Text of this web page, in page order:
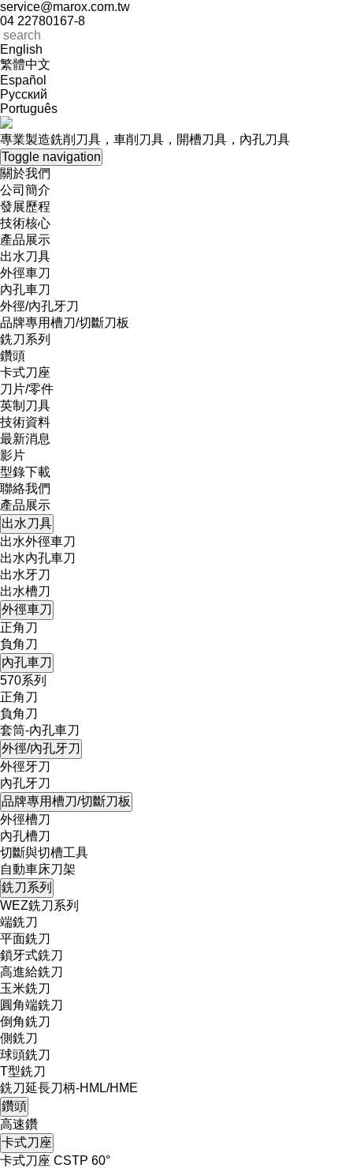
service@marox.com.tw
04 22780167-8
English
繁體中文
Español
Русский
Português
專業製造銑削刀具，車削刀具，開槽刀具，內孔刀具
Toggle navigation
關於我們
公司簡介
發展歷程
技術核心
產品展示
出水刀具
外徑車刀
內孔車刀
外徑/內孔牙刀
品牌專用槽刀/切斷刀板
銑刀系列
鑽頭
卡式刀座
刀片/零件
英制刀具
技術資料
最新消息
影片
型錄下載
聯絡我們
產品展示
出水刀具
出水外徑車刀
出水內孔車刀
出水牙刀
出水槽刀
外徑車刀
正角刀
負角刀
內孔車刀
570系列
正角刀
負角刀
套筒-內孔車刀
外徑/內孔牙刀
外徑牙刀
內孔牙刀
品牌專用槽刀/切斷刀板
外徑槽刀
內孔槽刀
切斷與切槽工具
自動車床刀架
銑刀系列
WEZ銑刀系列
端銑刀
平面銑刀
鎖牙式銑刀
高進給銑刀
玉米銑刀
圓角端銑刀
倒角銑刀
側銑刀
球頭銑刀
T型銑刀
銑刀延長刀柄-HML/HME
鑽頭
高速鑽
卡式刀座
卡式刀座 CSTP 60°